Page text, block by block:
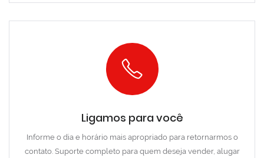
Ligamos para você
Informe o dia e horário mais apropriado para retornarmos o
contato. Suporte completo para quem deseja vender, alugar